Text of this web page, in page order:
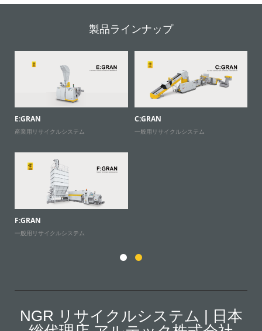
製品ラインナップ
E:GRAN
産業用リサイクルシステム
C:GRAN
一般用リサイクルシステム
F:GRAN
一般用リサイクルシステム
NGR リサイクルシステム | 日本